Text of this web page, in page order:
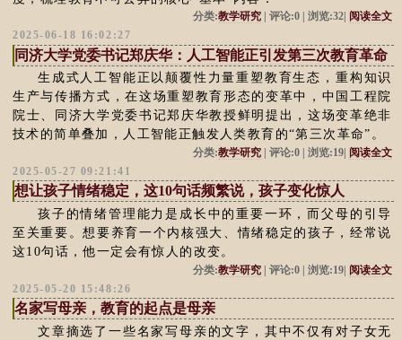
分类:教学研究| 评论:0 | 浏览:32| 阅读全文
2025-06-18 16:02:27
同济大学党委书记郑庆华：人工智能正引发第三次教育革命
生成式人工智能正以颠覆性力量重塑教育生态，重构知识
生产与传播方式，在这场重塑教育形态的变革中，中国工程院
院士、同济大学党委书记郑庆华教授鲜明提出，这场变革绝非
技术的简单叠加，人工智能正触发人类教育的“第三次革命”。
分类:教学研究| 评论:0 | 浏览:19| 阅读全文
2025-05-27 09:21:41
想让孩子情绪稳定，这10句话频繁说，孩子变化惊人
孩子的情绪管理能力是成长中的重要一环，而父母的引导
至关重要。想要养育一个内核强大、情绪稳定的孩子，经常说
这10句话，他一定会有惊人的改变。
分类:教学研究| 评论:0 | 浏览:19| 阅读全文
2025-05-20 15:48:26
名家写母亲，教育的起点是母亲
文章摘选了一些名家写母亲的文字，其中不仅有对子女无